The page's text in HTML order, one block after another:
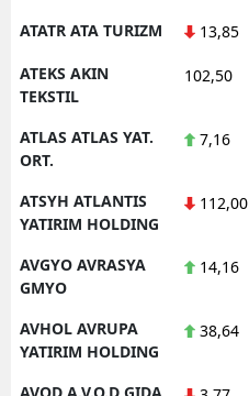
ATATR ATA TURIZM 13,85
ATEKS AKIN
TEKSTIL
102,50
ATLAS ATLAS YAT.
ORT.
7,16
ATSYH ATLANTIS
YATIRIM HOLDING
112,00
AVGYO AVRASYA
GMYO
14,16
AVHOL AVRUPA
YATIRIM HOLDING
38,64